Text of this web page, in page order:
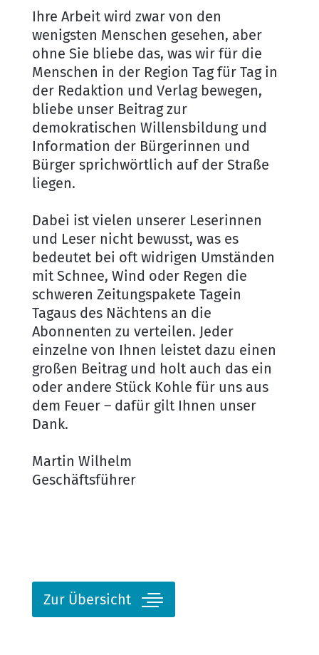
Ihre Arbeit wird zwar von den
wenigsten Menschen gesehen, aber
ohne Sie bliebe das, was wir für die
Menschen in der Region Tag für Tag in
der Redaktion und Verlag bewegen,
bliebe unser Beitrag zur
demokratischen Willensbildung und
Information der Bürgerinnen und
Bürger sprichwörtlich auf der Straße
liegen.
Dabei ist vielen unserer Leserinnen
und Leser nicht bewusst, was es
bedeutet bei oft widrigen Umständen
mit Schnee, Wind oder Regen die
schweren Zeitungspakete Tagein
Tagaus des Nächtens an die
Abonnenten zu verteilen. Jeder
einzelne von Ihnen leistet dazu einen
großen Beitrag und holt auch das ein
oder andere Stück Kohle für uns aus
dem Feuer – dafür gilt Ihnen unser
Dank.
Martin Wilhelm
Geschäftsführer
Zur Übersicht